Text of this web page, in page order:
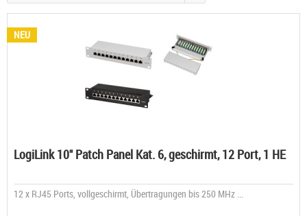
NEU
LogiLink 10" Patch Panel Kat. 6, geschirmt, 12 Port, 1 HE
12 x RJ45 Ports, vollgeschirmt, Übertragungen bis 250 MHz ...